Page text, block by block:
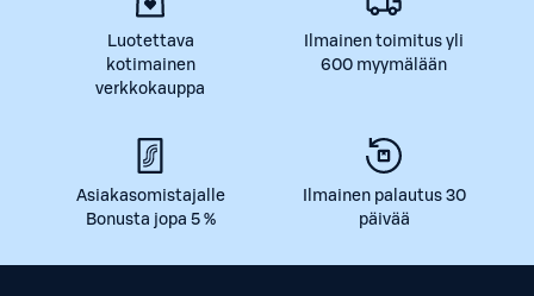
Luotettava
kotimainen
verkkokauppa
Ilmainen toimitus yli
600 myymälään
Asiakasomistajalle
Bonusta jopa 5 %
Ilmainen palautus 30
päivää